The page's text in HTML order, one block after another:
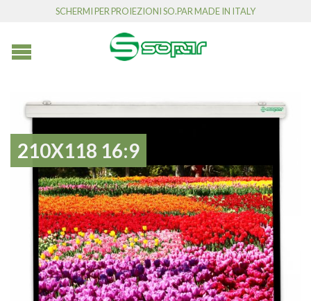
SCHERMI PER PROIEZIONI SO.PAR MADE IN ITALY
210X118 16:9